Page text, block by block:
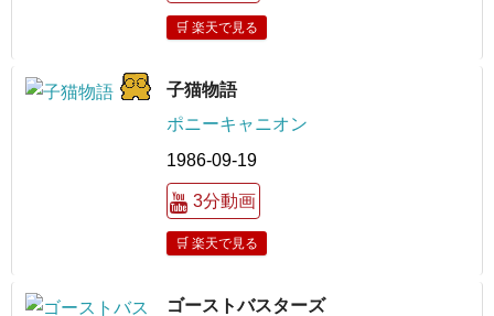
🛒 楽天で見る
子猫物語
ポニーキャニオン
1986-09-19
3分動画
🛒 楽天で見る
ゴーストバスターズ